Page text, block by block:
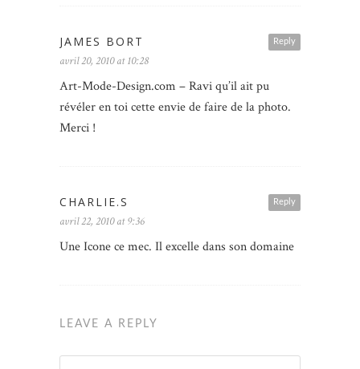
Reply
JAMES BORT
avril 20, 2010 at 10:28
Art-Mode-Design.com – Ravi qu’il ait pu
révéler en toi cette envie de faire de la photo.
Merci !
Reply
CHARLIE.S
avril 22, 2010 at 9:36
Une Icone ce mec. Il excelle dans son domaine
LEAVE A REPLY